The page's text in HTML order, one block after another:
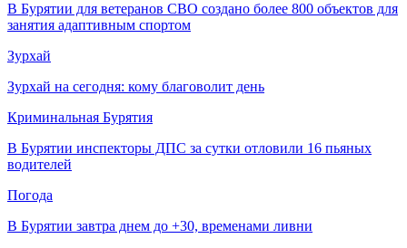
В Бурятии для ветеранов СВО создано более 800 объектов для
занятия адаптивным спортом
Зурхай
Зурхай на сегодня: кому благоволит день
Криминальная Бурятия
В Бурятии инспекторы ДПС за сутки отловили 16 пьяных
водителей
Погода
В Бурятии завтра днем до +30, временами ливни